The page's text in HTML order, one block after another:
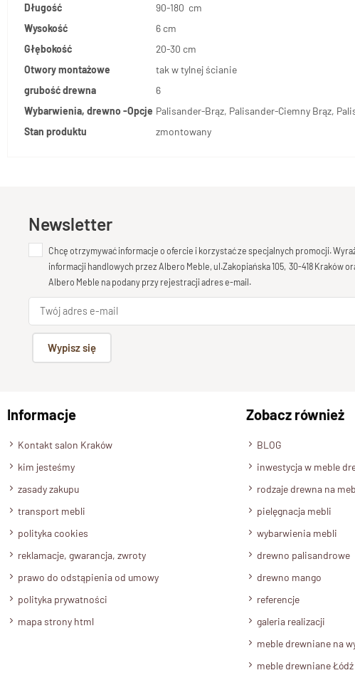
Długość
90-180 cm
Wysokość
6 cm
Głębokość
20-30 cm
Otwory montażowe
tak w tylnej ścianie
grubość drewna
6
Wybarwienia, drewno -Opcje Palisander-Brąz, Palisander-Ciemny Brąz,
Stan produktu
zmontowany
Newsletter
Chcę otrzymywać informacje o ofercie i korzystać ze specjalnych promocji.
informacji handlowych przez Albero Meble, ul.Zakopiańska 105, 30-418
Albero Meble na podany przy rejestracji adres e-mail.
Wypisz się
Informacje
Kontakt salon Kraków
kim jesteśmy
zasady zakupu
transport mebli
polityka cookies
reklamacje, gwarancja, zwroty
prawo do odstąpienia od umowy
polityka prywatności
mapa strony html
Zobacz również
BLOG
inwestycja w meble
rodzaje drewna na
pielęgnacja mebli
wybarwienia mebli
drewno palisandrowe
drewno mango
referencje
galeria realizacji
meble drewniane na
meble drewniane Łódź